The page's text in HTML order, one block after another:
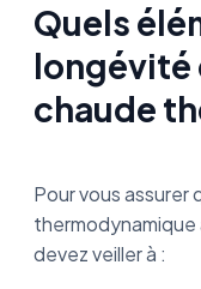
Quels
longévité
chaude
Pour vous
thermodynamique
devez veiller à :